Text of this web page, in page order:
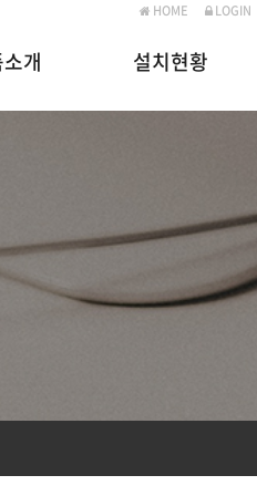
HOME LOGIN
개 설치현황